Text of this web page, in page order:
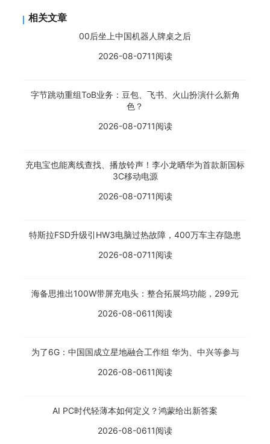
相关文章
00后坐上中国机器人牌桌之后
2026-08-0711阅读
字节跳动重组ToB业务：豆包、飞书、火山扮演什么新角
色？
2026-08-0711阅读
充电宝也能离线查找、播放铃声！李小龙晒华为首款新国标
3C移动电源
2026-08-0711阅读
特斯拉FSD升级引HW3电脑过热故障，400万车主存隐患
2026-08-0711阅读
海备思推出100W带屏充电头：整合拓展坞功能，299元
2026-08-0611阅读
为了6G：中国国成立星地融合工作组 华为、中兴等参与
2026-08-0611阅读
AI PC时代轻薄本如何定义？鸿蒙给出新答案
2026-08-0611阅读